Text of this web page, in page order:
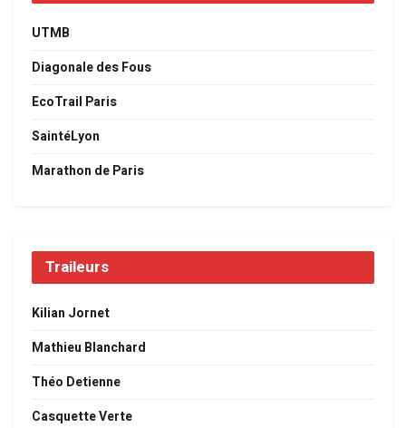
UTMB
Diagonale des Fous
EcoTrail Paris
SaintéLyon
Marathon de Paris
Traileurs
Kilian Jornet
Mathieu Blanchard
Théo Detienne
Casquette Verte